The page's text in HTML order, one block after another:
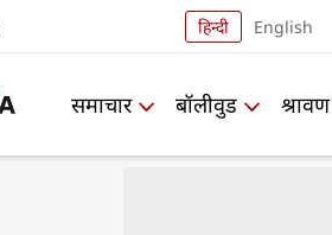
हिन्दी English
समाचार बॉलीवुड